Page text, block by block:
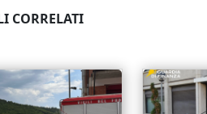
CORRELATI